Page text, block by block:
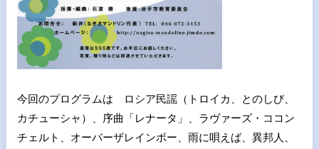
今回のプログラムは ロシア民謡（トロイカ、とのしび、
カチューシャ）、序曲「レナータ」、ラヴァーズ・ココン
チェルト、オーバーザレインボー、雨に唄えば、異邦人、